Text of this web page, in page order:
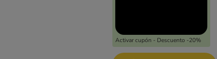
Activar cupón - Descuento -20%